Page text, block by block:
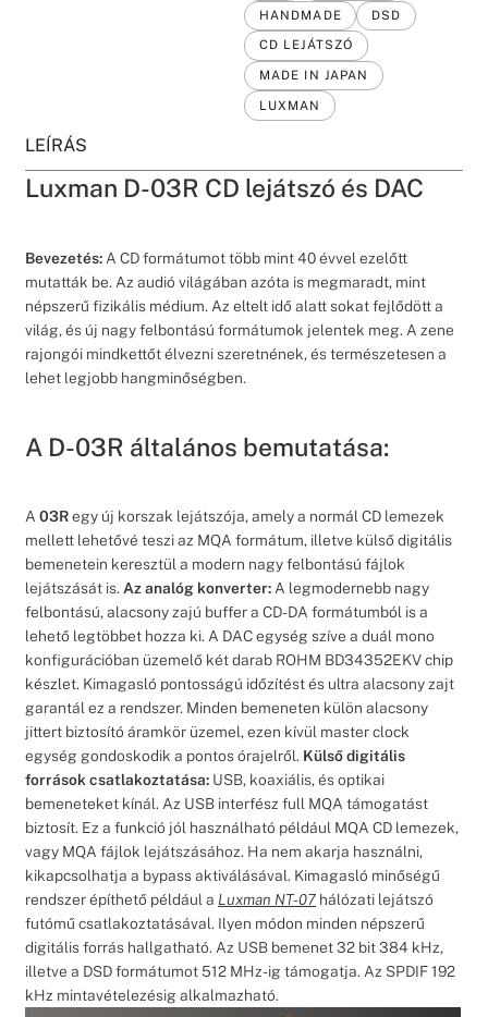
HANDMADE
DSD
CD LEJÁTSZÓ
MADE IN JAPAN
LUXMAN
LEÍRÁS
Luxman D-03R CD lejátszó és DAC
Bevezetés:A CD formátumot több mint 40 évvel ezelőtt
mutatták be. Az audió világában azóta is megmaradt, mint
népszerű fizikális médium. Az eltelt idő alatt sokat fejlődött a
világ, és új nagy felbontású formátumok jelentek meg. A zene
rajongói mindkettőt élvezni szeretnének, és természetesen a
lehet legjobb hangminőségben.
A D-03R általános bemutatása:
A 03Regy új korszak lejátszója, amely a normál CD lemezek
mellett lehetővé teszi az MQA formátum, illetve külső digitális
bemenetein keresztül a modern nagy felbontású fájlok
lejátszását is. Az analóg konverter:A legmodernebb nagy
felbontású, alacsony zajú buffer a CD-DA formátumból is a
lehető legtöbbet hozza ki. A DAC egység szíve a duál mono
konfigurációban üzemelő két darab ROHM BD34352EKV chip
készlet. Kimagasló pontosságú időzítést és ultra alacsony zajt
garantál ez a rendszer. Minden bemeneten külön alacsony
jittert biztosító áramkör üzemel, ezen kívül master clock
egység gondoskodik a pontos órajelről. Külső digitális
források csatlakoztatása:USB, koaxiális, és optikai
bemeneteket kínál. Az USB interfész full MQA támogatást
biztosít. Ez a funkció jól használható például MQA CD lemezek,
vagy MQA fájlok lejátszásához. Ha nem akarja használni,
kikapcsolhatja a bypass aktiválásával. Kimagasló minőségű
rendszer építhető például a Luxman NT-07hálózati lejátszó
futómű csatlakoztatásával. Ilyen módon minden népszerű
digitális forrás hallgatható. Az USB bemenet 32 bit 384 kHz,
illetve a DSD formátumot 512 MHz-ig támogatja. Az SPDIF 192
kHz mintavételezésig alkalmazható.